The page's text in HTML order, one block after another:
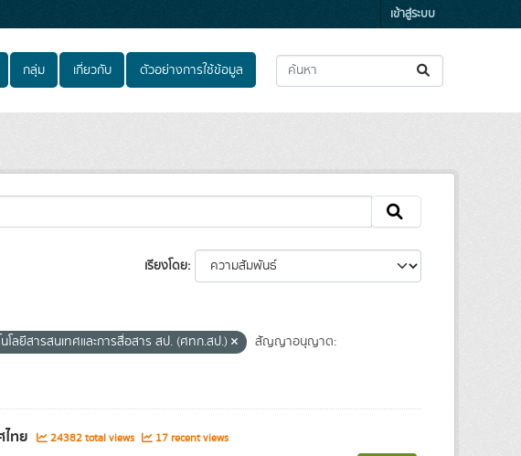
เข้าสู่ระบบ
กลุ่ม เกี่ยวกับ ตัวอย่างการใช้ข้อมูล
เรียงโดย
โลยีสารสนเทศและการสื่อสาร สป. (ศทก.สป.)
สัญญาอนุญาต:
ทย 24382 total views 17 recent views